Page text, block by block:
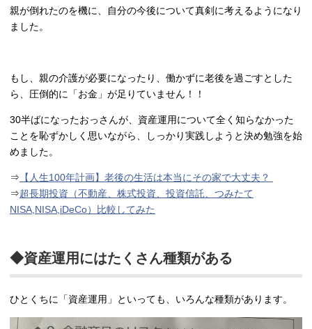
親が倒れたのを機に、自分の今後について真剣に考えるようになり
ました。
もし、親の介護が必要になったり、働かずに老後を過ごすとした
ら、圧倒的に「お金」が足りていません！！
30半ばになったおっさんが、資産運用について全く知らなかった
ことを恥ずかしく思いながら、しっかり実践しようと決め勉強を始
めました。
⇒ 【人生100年計画】老後の生活は本当にその家で大丈夫？
⇒超長期投資（不動産、株式投資、投資信託、つみたて
NISA,NISA,iDeCo）比較してみた
◆資産運用にはたくさん種類がある
ひとくちに「資産運用」といっても、いろんな種類があります。